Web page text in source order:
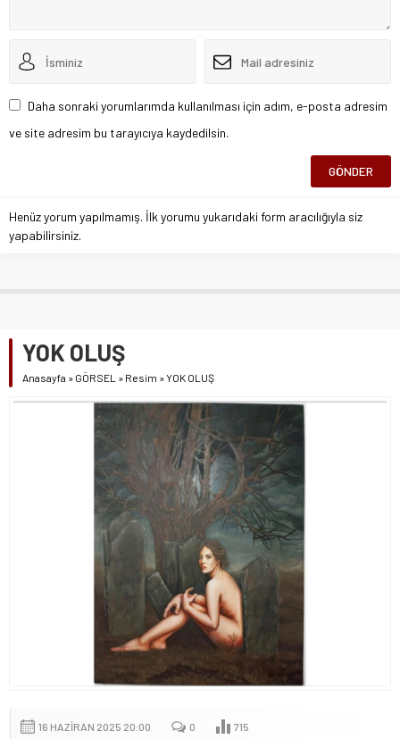
Daha sonraki yorumlarımda kullanılması için adım, e-posta adresim
ve site adresim bu tarayıcıya kaydedilsin.
Henüz yorum yapılmamış. İlk yorumu yukarıdaki form aracılığıyla siz
yapabilirsiniz.
YOK OLUŞ
Anasayfa » GÖRSEL » Resim »YOK OLUŞ
16 HAZIRAN 2025 20:00 0 715